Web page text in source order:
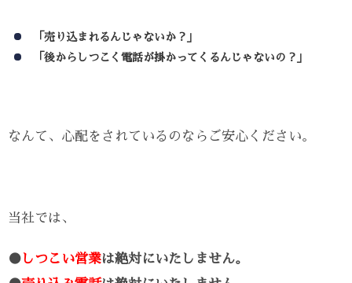
「売り込まれるんじゃないか？」
「後からしつこく電話が掛かってくるんじゃないの？」
なんて、心配をされているのならご安心ください。
当社では、
● しつこい営業は絶対にいたしません。